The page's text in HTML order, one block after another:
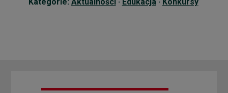
Kategorie: Aktualności· Edukacja · Konkursy